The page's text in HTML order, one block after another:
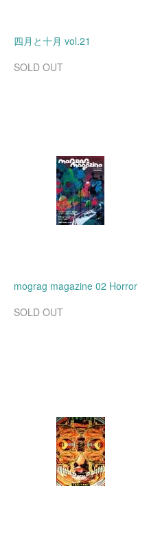
四月と十月 vol.21
SOLD OUT
mograg magazine 02 Horror
SOLD OUT